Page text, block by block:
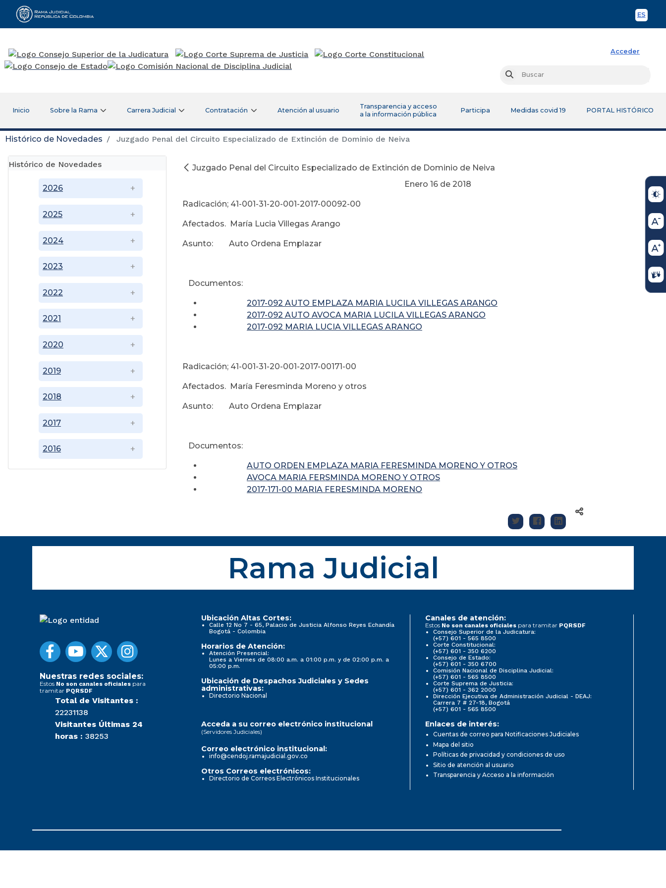
ES
Rama Judicial
Acceder
Buscar
Inicio Sobre la Rama Carrera Judicial Contratación Atención al usuario
Transparencia y acceso
a la información pública
Participa Medidas covid 19 PORTAL HISTÓRICO
Histórico de Novedades Juzgado Penal del Circuito Especializado de Extinción de Dominio de Neiva
Histórico de Novedades
2016
2017
2018
2019
2020
2021
2022
2023
2024
2025
2026
Juzgado Penal del Circuito Especializado de Extinción de Dominio de Neiva
Enero 16 de 2018
Radicación; 41-001-31-20-001-2017-00092-00
Afectados. María Lucia Villegas Arango
Asunto: Auto Ordena Emplazar
Documentos:
2017-092 AUTO EMPLAZA MARIA LUCILA VILLEGAS ARANGO
2017-092 AUTO AVOCA MARIA LUCILA VILLEGAS ARANGO
2017-092 MARIA LUCIA VILLEGAS ARANGO
Radicación; 41-001-31-20-001-2017-00171-00
Afectados. María Feresminda Moreno y otros
Asunto: Auto Ordena Emplazar
Documentos:
AUTO ORDEN EMPLAZA MARIA FERESMINDA MORENO Y OTROS
AVOCA MARIA FERSMINDA MORENO Y OTROS
2017-171-00 MARIA FERESMINDA MORENO
Rama Judicial
Nuestras redes sociales:
Estos No son canales oficiales para
tramitar PQRSDF
Total de Visitantes :
22231138
Visitantes Últimas 24
horas : 38253
Ubicación Altas Cortes:
Calle 12 No 7 - 65, Palacio de Justicia Alfonso Reyes Echandía
Bogotá - Colombia
Horarios de Atención:
Atención Presencial:
Lunes a Viernes de 08:00 a.m. a 01:00 p.m. y de 02:00 p.m. a
05:00 p.m.
Ubicación de Despachos Judiciales y Sedes
administrativas:
Directorio Nacional
Canales de atención:
Estos No son canales oficiales para tramitar PQRSDF
Consejo Superior de la Judicatura:
(+57) 601 - 565 8500
Corte Constitucional:
(+57) 601 - 350 6200
Consejo de Estado:
(+57) 601 - 350 6700
Comisión Nacional de Disciplina Judicial:
(+57) 601 - 565 8500
Corte Suprema de Justicia:
(+57) 601 - 362 2000
Dirección Ejecutiva de Administración Judicial - DEAJ:
Carrera 7 # 27-18, Bogotá
(+57) 601 - 565 8500
Acceda a su correo electrónico institucional
(Servidores Judiciales)
Correo electrónico institucional:
info@cendoj.ramajudicial.gov.co
Otros Correos electrónicos:
Directorio de Correos Electrónicos Institucionales
Enlaces de interés:
Cuentas de correo para Notificaciones Judiciales
Mapa del sitio
Políticas de privacidad y condiciones de uso
Sitio de atención al usuario
Transparencia y Acceso a la información